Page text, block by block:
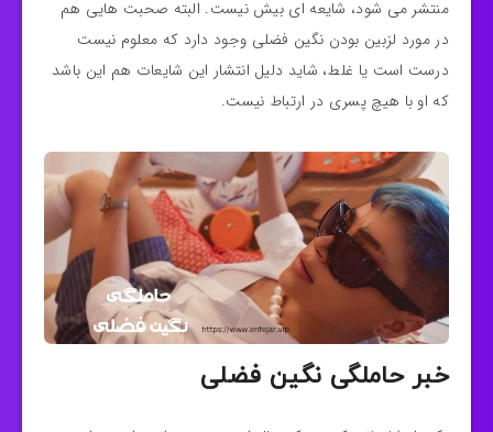
منتشر می شود، شایعه ای بیش نیست. البته صحبت هایی هم
در مورد لزبین بودن نگین فضلی وجود دارد که معلوم نیست
درست است یا غلط، شاید دلیل انتشار این شایعات هم این باشد
که او با هیچ پسری در ارتباط نیست.
خبر حاملگی نگین فضلی